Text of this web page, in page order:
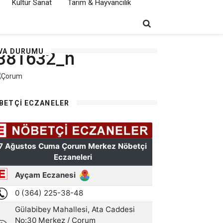
Kültür Sanat Tarım & Hayvancılık
DURUMU
ECZANELER